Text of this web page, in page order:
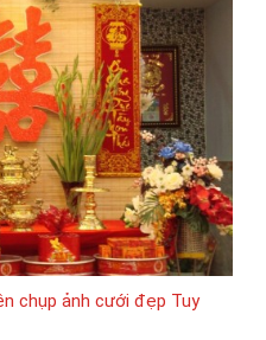
chụp ảnh cưới đẹp Tuy